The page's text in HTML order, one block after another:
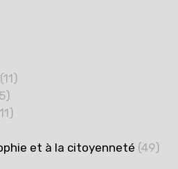
(11)
et à la citoyenneté (49)